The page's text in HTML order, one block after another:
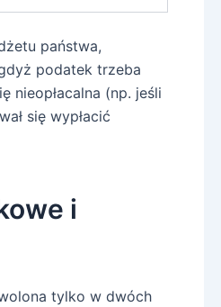
państwa,
podatek trzeba
nieopłacalna (np. jeśli
się wypłacić
i
tylko w dwóch